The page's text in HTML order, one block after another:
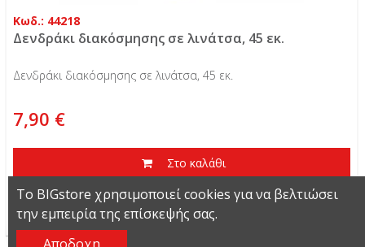
Κωδ.: 44218
Δενδράκι διακόσμησης σε λινάτσα, 45 εκ.
Δενδράκι διακόσμησης σε λινάτσα, 45 εκ.
7,90 €
Στο καλάθι
Περισσότερα
Το BIGstore χρησιμοποιεί cookies για να βελτιώσει
την εμπειρία της επίσκεψής σας.